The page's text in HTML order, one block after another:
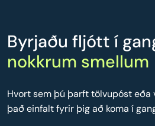
Byrjaðu fljótt í
nokkrum smellum
Hvort sem þú þarft tölvupóst eða
það einfalt fyrir þig að koma í